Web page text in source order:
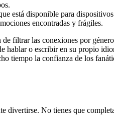
está disponible para
encontradas y frágiles.
filtrar las conexiones por
o escribir en su propio
tiempo la confianza de los
No tienes que